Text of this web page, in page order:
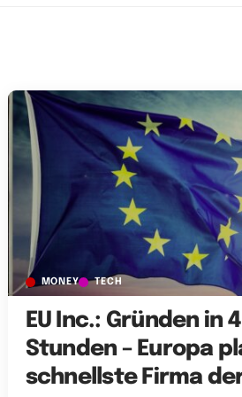
MONEY TECH
EU Inc.: Gründen in
Stunden – Europa
schnellste Firma